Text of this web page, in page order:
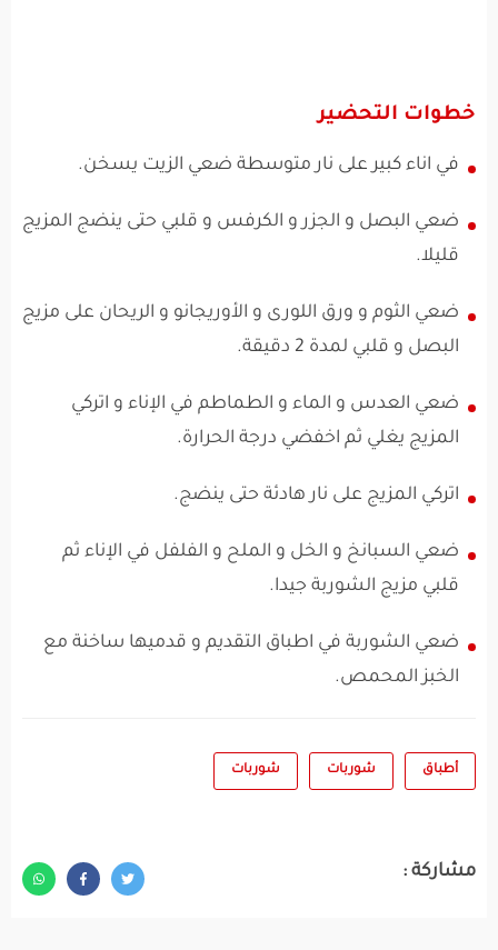
خطوات التحضير
في اناء كبير على نار متوسطة ضعي الزيت يسخن.
ضعي البصل و الجزر و الكرفس و قلبي حتى ينضج المزيج
قليلا.
ضعي الثوم و ورق اللورى و الأوريجانو و الريحان على مزيج
البصل و قلبي لمدة 2 دقيقة.
ضعي العدس و الماء و الطماطم في الإناء و اتركي
المزيج يغلي ثم اخفضي درجة الحرارة.
اتركي المزيج على نار هادئة حتى ينضج.
ضعي السبانخ و الخل و الملح و الفلفل في الإناء ثم
قلبي مزيج الشوربة جيدا.
ضعي الشوربة في اطباق التقديم و قدميها ساخنة مع
الخبز المحمص.
أطباق شوربات شوربات
مشاركة :